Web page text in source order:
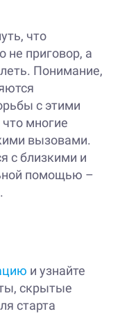
что
не приговор, а
Понимание,
с этими
многие
вызовами.
с близкими и
помощью –
и узнайте
скрытые
старта